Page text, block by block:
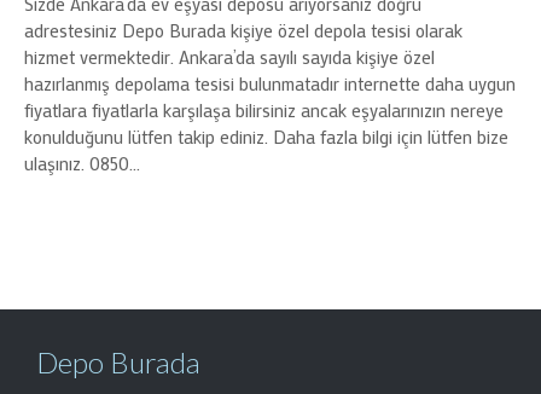
adrestesiniz Depo Burada kişiye özel depola tesisi olarak
hizmet vermektedir. Ankara’da sayılı sayıda kişiye özel
hazırlanmış depolama tesisi bulunmatadır internette daha uygun
fiyatlara fiyatlarla karşılaşa bilirsiniz ancak eşyalarınızın nereye
konulduğunu lütfen takip ediniz. Daha fazla bilgi için lütfen bize
ulaşınız. 0850…
Depo Burada